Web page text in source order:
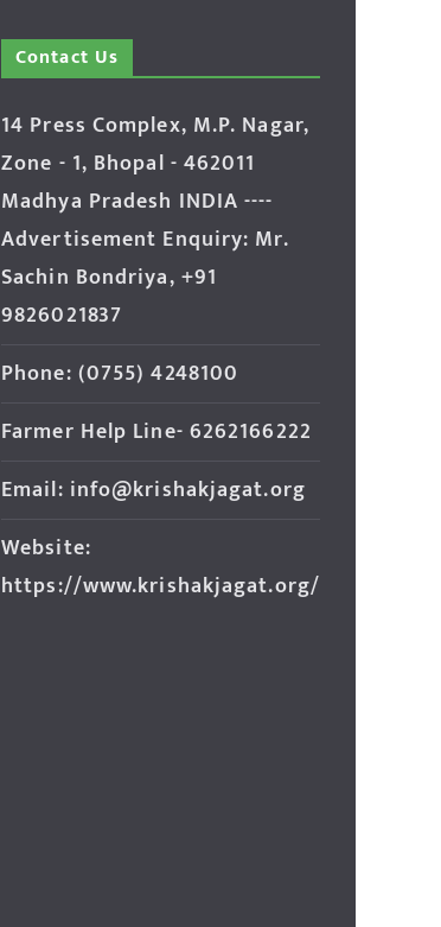
Contact Us
14 Press Complex, M.P. Nagar,
Zone - 1, Bhopal - 462011
Madhya Pradesh INDIA ----
Advertisement Enquiry: Mr.
Sachin Bondriya, +91
9826021837
Phone: (0755) 4248100
Farmer Help Line- 6262166222
Email: info@krishakjagat.org
Website:
https://www.krishakjagat.org/